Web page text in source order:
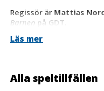
Regissör är Mattias
Barnen på GDT.
På scen: Malin Morgan,
Läs mer
Alla speltillfällen